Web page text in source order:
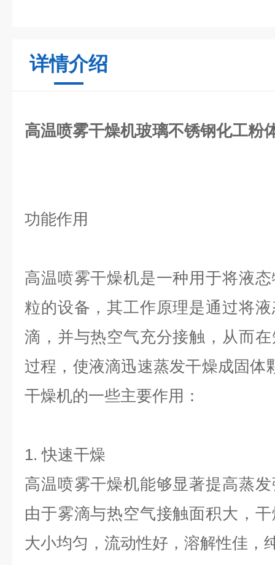
详情介绍
高温喷雾干燥机玻璃不锈钢化工粉
功能作用
高温喷雾干燥机是一种用于将液
粒的设备，其工作原理是通过将
滴，并与热空气充分接触，从而
过程，使液滴迅速蒸发干燥成固体
干燥机的一些主要作用：
1. 快速干燥
高温喷雾干燥机能够显著提高蒸
由于雾滴与热空气接触面积大，
大小均匀，流动性好，溶解性佳，